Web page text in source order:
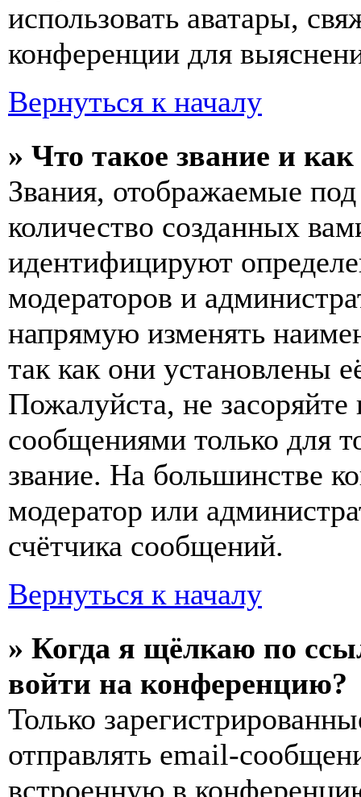
использовать аватары,
конференции для
Вернуться к началу
» Что такое звание и
Звания, отображаемые
количество созданных
идентифицируют
модераторов и
напрямую изменять
так как они установлены
Пожалуйста, не
сообщениями только для
звание. На большинстве
модератор или
счётчика сообщений.
Вернуться к началу
» Когда я щёлкаю по
войти на конференцию?
Только
отправлять email-
встроенную в